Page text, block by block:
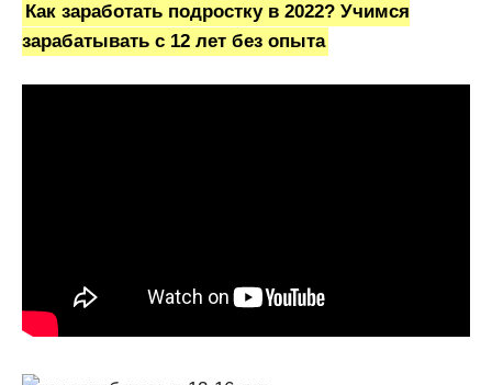
Как заработать подростку в 2022? Учимся
зарабатывать с 12 лет без опыта